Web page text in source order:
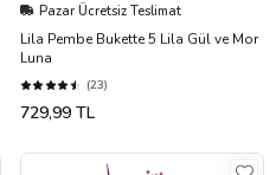
Pazar Ücretsiz Teslimat
Lila Pembe Bukette 5 Lila Gül ve Mor
Luna
(23)
729,99 TL